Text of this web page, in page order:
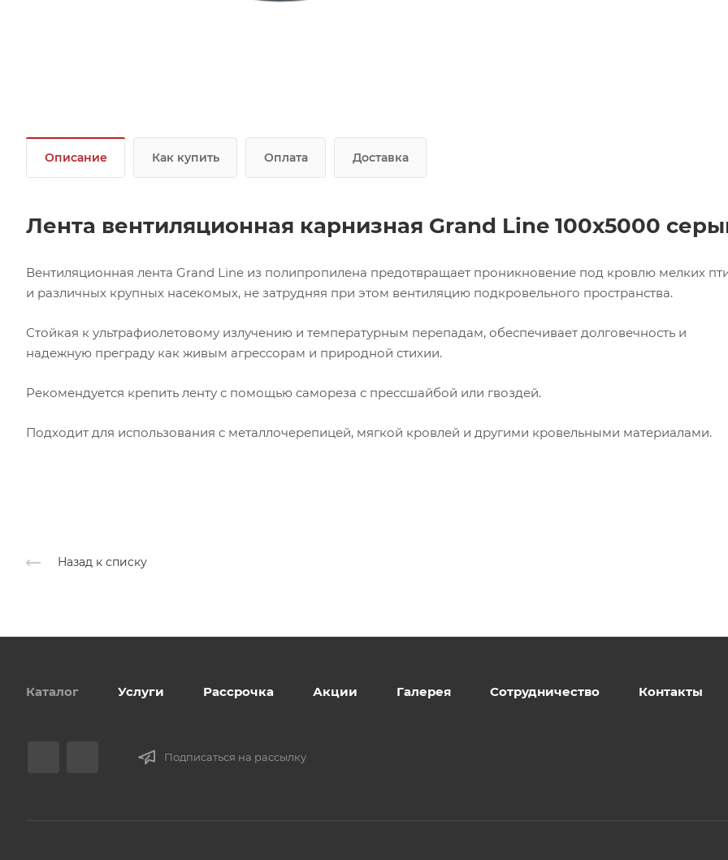
Описание Как купить Оплата Доставка
Лента вентиляционная карнизная Grand Line 100х5000
Вентиляционная лента Grand Line из полипропилена предотвращает проникновение под кровлю мелких
и различных крупных насекомых, не затрудняя при этом вентиляцию подкровельного пространства.
Стойкая к ультрафиолетовому излучению и температурным перепадам, обеспечивает долговечность и
надежную преграду как живым агрессорам и природной стихии.
Рекомендуется крепить ленту с помощью самореза с прессшайбой или гвоздей.
Подходит для использования с металлочерепицей, мягкой кровлей и другими кровельными материалами.
Назад к списку
Каталог Услуги Рассрочка Акции Галерея Сотрудничество Контакты
Подписаться на рассылку